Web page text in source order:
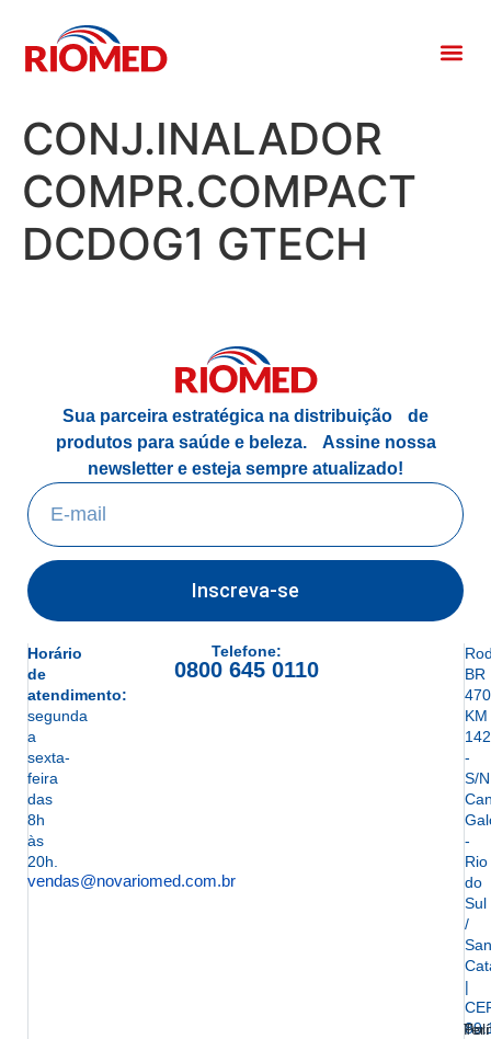
CONJ.INALADOR
COMPR.COMPACT
DCDOG1 GTECH
Sua parceira estratégica na distribuição de
produtos para saúde e beleza. Assine nossa
newsletter e esteja sempre atualizado!
Inscreva-se
Horário
de
atendimento:
segunda
a
sexta-
feira
das
8h
às
20h.
vendas@novariomed.com.br
Telefone:
0800 645 0110
BR
KM
142
-
S/
-
Rio
do
Sul
/
|